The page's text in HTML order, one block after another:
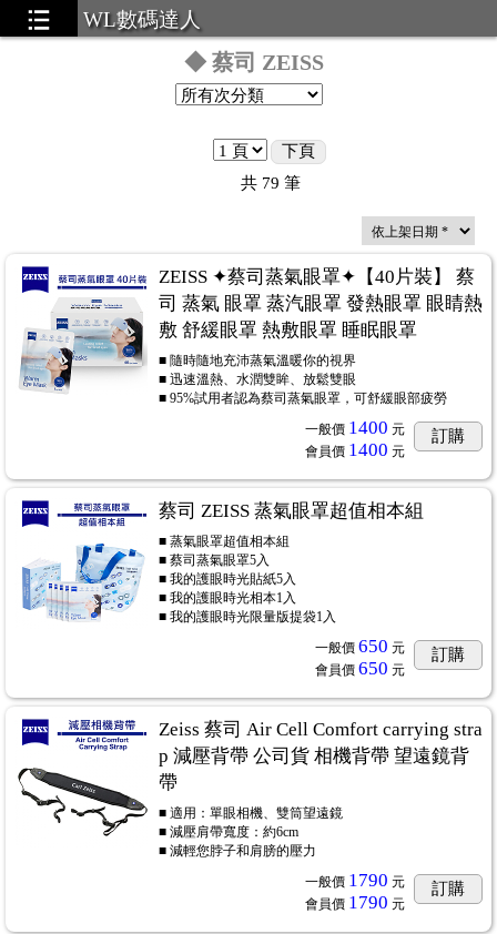
WL數碼達人
◆ 蔡司 ZEISS
下頁
共 79 筆
ZEISS ✦蔡司蒸氣眼罩✦【40片裝】 蔡
司 蒸氣 眼罩 蒸汽眼罩 發熱眼罩 眼睛熱
敷 舒緩眼罩 熱敷眼罩 睡眠眼罩
■ 隨時隨地充沛蒸氣溫暖你的視界
■ 迅速溫熱、水潤雙眸、放鬆雙眼
■ 95%試用者認為蔡司蒸氣眼罩，可舒緩眼部疲勞
一般價 1400 元
會員價 1400 元
訂購
蔡司 ZEISS 蒸氣眼罩超值相本組
■ 蒸氣眼罩超值相本組
■ 蔡司蒸氣眼罩5入
■ 我的護眼時光貼紙5入
■ 我的護眼時光相本1入
■ 我的護眼時光限量版提袋1入
一般價 650 元
會員價 650 元
訂購
Zeiss 蔡司 Air Cell Comfort carrying stra
p 減壓背帶 公司貨 相機背帶 望遠鏡背
帶
■ 適用：單眼相機、雙筒望遠鏡
■ 減壓肩帶寬度：約6cm
■ 減輕您脖子和肩膀的壓力
一般價 1790 元
會員價 1790 元
訂購